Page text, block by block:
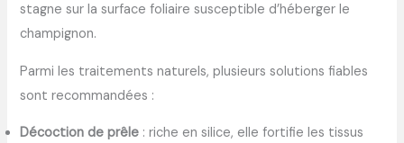
stagne sur la surface foliaire susceptible d’héberger le
champignon.
Parmi les traitements naturels, plusieurs solutions fiables
sont recommandées :
Décoction de prêle : riche en silice, elle fortifie les tissus